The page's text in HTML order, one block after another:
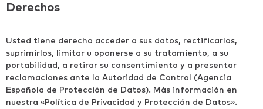
Derechos
Usted tiene derecho acceder a sus datos, rectificarlos,
suprimirlos, limitar u oponerse a su tratamiento, a su
portabilidad, a retirar su consentimiento y a presentar
reclamaciones ante la Autoridad de Control (Agencia
Española de Protección de Datos). Más información en
nuestra «Política de Privacidad y Protección de Datos».